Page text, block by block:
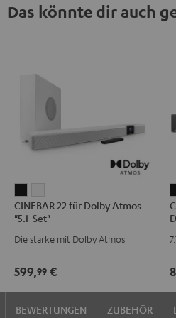
Das könnte dir auch
22
für
Dolby
"5.1-
Set"
Schwarz
22
für
Dolby
"5.1-
Set"
Weiß
CINEBAR 22 für Dolby Atmos
"5.1-Set"
Die starke mit Dolby Atmos
599,99 €
BEWERTUNGEN ZUBEHÖR